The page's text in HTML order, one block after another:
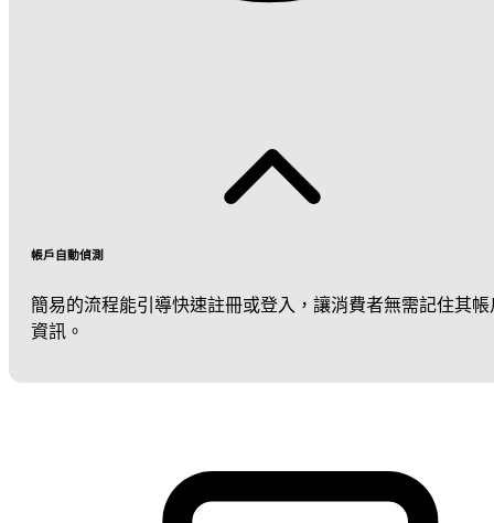
帳戶自動偵測
簡易的流程能引導快速註冊或登入，讓消費者無需記住其帳
資訊。